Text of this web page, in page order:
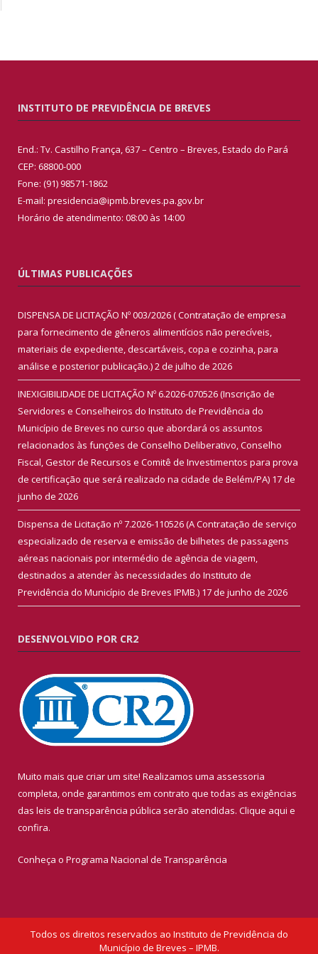
INSTITUTO DE PREVIDÊNCIA DE BREVES
End.: Tv. Castilho França, 637 – Centro – Breves, Estado do Pará
CEP: 68800-000
Fone: (91) 98571-1862
E-mail: presidencia@ipmb.breves.pa.gov.br
Horário de atendimento: 08:00 às 14:00
ÚLTIMAS PUBLICAÇÕES
DISPENSA DE LICITAÇÃO Nº 003/2026 ( Contratação de empresa
para fornecimento de gêneros alimentícios não perecíveis,
materiais de expediente, descartáveis, copa e cozinha, para
análise e posterior publicação.)2 de julho de 2026
INEXIGIBILIDADE DE LICITAÇÃO Nº 6.2026-070526 (Inscrição de
Servidores e Conselheiros do Instituto de Previdência do
Município de Breves no curso que abordará os assuntos
relacionados às funções de Conselho Deliberativo, Conselho
Fiscal, Gestor de Recursos e Comitê de Investimentos para prova
de certificação que será realizado na cidade de Belém/PA) 17 de
junho de 2026
Dispensa de Licitação nº 7.2026-110526 (A Contratação de serviço
especializado de reserva e emissão de bilhetes de passagens
aéreas nacionais por intermédio de agência de viagem,
destinados a atender às necessidades do Instituto de
Previdência do Município de Breves IPMB.) 17 de junho de 2026
DESENVOLVIDO POR CR2
Muito mais que criar um site! Realizamos uma assessoria
completa, onde garantimos em contrato que todas as exigências
das leis de transparência pública serão atendidas. Clique aqui e
confira.
Conheça o Programa Nacional de Transparência
Todos os direitos reservados ao Instituto de Previdência do
Município de Breves – IPMB.